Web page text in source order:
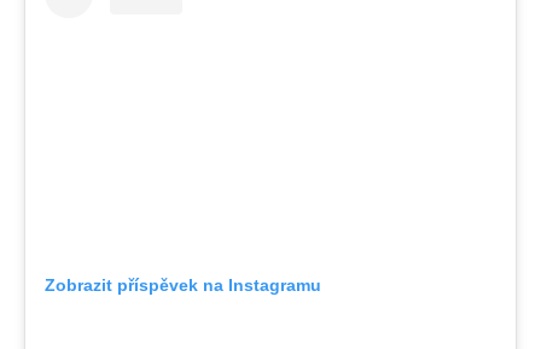
Zobrazit příspěvek na Instagramu